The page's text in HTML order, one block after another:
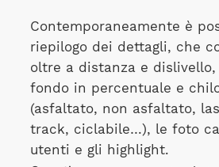
Contemporaneamente è
riepilogo dei dettagli, che
oltre a distanza e
fondo in percentuale e
(asfaltato, non asfaltato,
track, ciclabile…), le foto
utenti e gli highlight.